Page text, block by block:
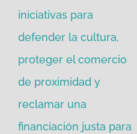
iniciativas para
defender la cultura,
proteger el comercio
de proximidad y
reclamar una
financiación justa para